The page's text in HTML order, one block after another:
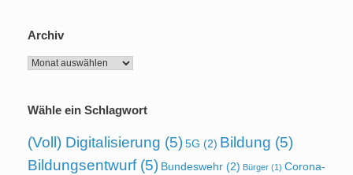
Archiv
Archiv
Wähle ein Schlagwort
(Voll) Digitalisierung (5)5G (2) Bildung (5)
Bildungsentwurf(5) Bundeswehr (2) Bürger (1) Corona-